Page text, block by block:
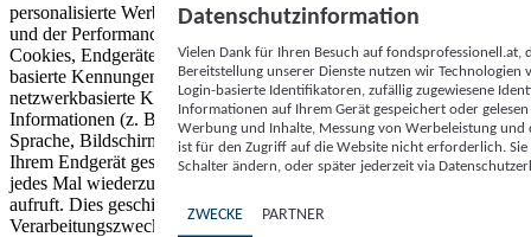
personalisierte Werbung und Inhalte, Messung von Werbeleistung
und der Performance von Inhalten sowie Zielgruppenforschung.
Cookies, Endgeräte- oder ähnliche Online-Kennungen (z. B. login-
basierte Kennungen, zufällig generierte Kennungen,
netzwerkbasierte Kennungen) können zusammen mit anderen
Informationen (z. B. Browsertyp und Browserinformationen,
Sprache, Bildschirmgröße, unterstützte Technologien usw.) auf
Ihrem Endgerät gespeichert oder von dort ausgelesen werden, um es
jedes Mal wiederzuerkennen, wenn es eine App oder einer Webseite
aufruft. Dies geschieht für einen oder mehrere der hier aufgeführten
Verarbeitungszwecke.
Datenschutzinformation
Vielen Dank für Ihren Besuch auf
Bereitstellung unserer Dienste nutzen wir Technologien
Login-basierte Identifikatoren, zufällig zugewiesene
Informationen auf Ihrem Gerät gespeichert oder
Werbung und Inhalte, Messung von Werbeleistung
ist für den Zugriff auf die Website nicht erforderlich.
Schalter ändern, oder später jederzeit via
ZWECKE PARTNER